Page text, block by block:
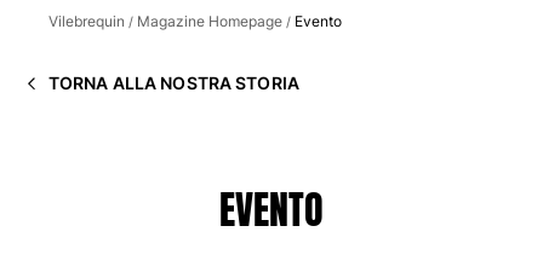
Vedi tutti i Uomo
Classico ultraleggero
Vilebrequin / Magazine Homepage / Evento
TORNA ALLA NOSTRA STORIA
EVENTO